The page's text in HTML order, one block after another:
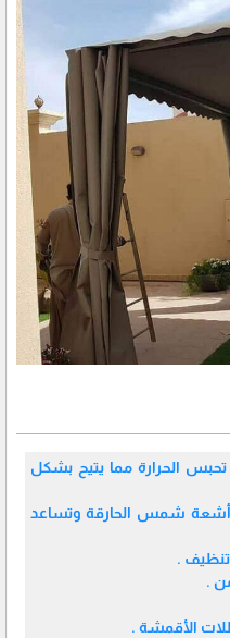
الحرارة مما يتيح بشكل
أشعة شمس الحارقة وتساعد
.
.